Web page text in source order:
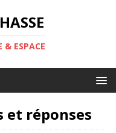
ESPACE
et réponses